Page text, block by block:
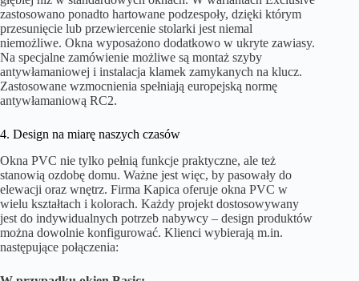
zastosowano ponadto hartowane podzespoły, dzięki którym
przesunięcie lub przewiercenie stolarki jest niemal
niemożliwe. Okna wyposażono dodatkowo w ukryte zawiasy.
Na specjalne zamówienie możliwe są montaż szyby
antywłamaniowej i instalacja klamek zamykanych na klucz.
Zastosowane wzmocnienia spełniają europejską normę
antywłamaniową RC2.
4. Design na miarę naszych czasów
Okna PVC nie tylko pełnią funkcje praktyczne, ale też
stanowią ozdobę domu. Ważne jest więc, by pasowały do
elewacji oraz wnętrz. Firma Kapica oferuje okna PVC w
wielu kształtach i kolorach. Każdy projekt dostosowywany
jest do indywidualnych potrzeb nabywcy – design produktów
można dowolnie konfigurować. Klienci wybierają m.in.
następujące połączenia: